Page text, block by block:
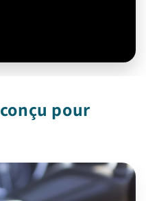
conçu pour